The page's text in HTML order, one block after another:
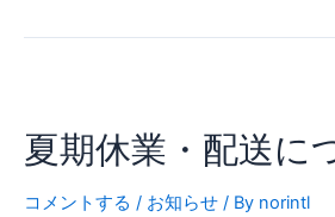
夏期休業・配送に
コメントする / お知らせ / By norintl
休
業・
配